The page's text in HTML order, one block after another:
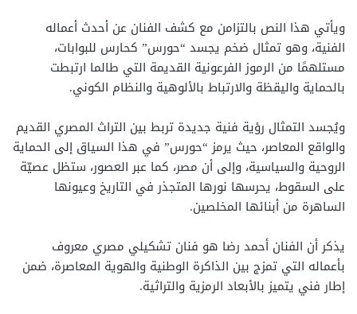
ويأتي هذا النص بالتزامن مع كشف الفنان عن أحدث أعماله
الفنية، وهو تمثال ضخم يجسد “حورس” كحارس للبوابات،
مستلهمًا من الرموز الفرعونية القديمة التي طالما ارتبطت
بالحماية واليقظة والارتباط بالألوهية والنظام الكوني.
ويُجسد التمثال رؤية فنية جديدة تربط بين التراث المصري القديم
والواقع المعاصر، حيث يرمز “حورس” في هذا السياق إلى الحماية
الروحية والسياسية، وإلى أن مصر، كما عبر العصور، ستظل عصيّة
على السقوط، يحرسها نورها المتجذر في التاريخ وعيونها
الساهرة من أبنائها المخلصين.
يذكر أن الفنان أحمد رضا هو فنان تشكيلي مصري معروف
بأعماله التي تمزج بين الذاكرة الوطنية والهوية المعاصرة، ضمن
إطار فني يتميز بالأبعاد الرمزية والتراثية.